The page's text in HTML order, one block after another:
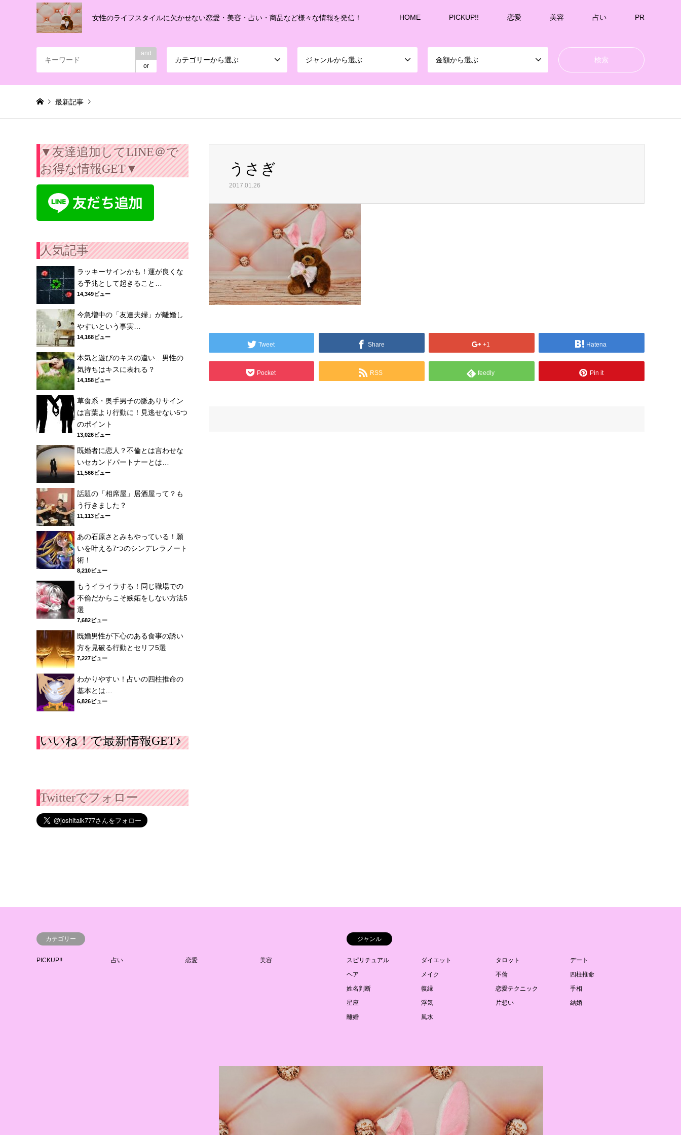
女性のライフスタイルに欠かせない恋愛・美容・占い・商品など様々な情報を発信！ HOME PICKUP!! 恋愛 美容 占い PR
and
or
カテゴリーから選ぶ ジャンルから選ぶ 金額から選ぶ
最新記事
うさぎ うさぎ
2017.01.26
Tweet Share +1 Hatena
Pocket RSS feedly Pin it
▼友達追加してLINE＠で
お得な情報GET▼
人気記事
ラッキーサインかも！運が良くな
る予兆として起きること…
14,349ビュー
今急増中の「友達夫婦」が離婚し
やすいという事実…
14,168ビュー
本気と遊びのキスの違い…男性の
気持ちはキスに表れる？
14,158ビュー
草食系・奥手男子の脈ありサイン
は言葉より行動に！見逃せない5つ
のポイント
13,026ビュー
既婚者に恋人？不倫とは言わせな
いセカンドパートナーとは…
11,566ビュー
話題の「相席屋」居酒屋って？も
う行きました？
11,113ビュー
あの石原さとみもやっている！願
いを叶える7つのシンデレラノート
術！
8,210ビュー
もうイライラする！同じ職場での
不倫だからこそ嫉妬をしない方法5
選
7,682ビュー
既婚男性が下心のある食事の誘い
方を見破る行動とセリフ5選
7,227ビュー
わかりやすい！占いの四柱推命の
基本とは…
6,826ビュー
いいね！で最新情報GET♪
Twitterでフォロー
カテゴリー
PICKUP!! 占い 恋愛 美容
ジャンル
スピリチュアル ダイエット タロット
デート
ヘア
メイク 不倫
四柱推命
姓名判断
復縁 恋愛テクニック
手相
星座
浮気 片想い
結婚
離婚
風水